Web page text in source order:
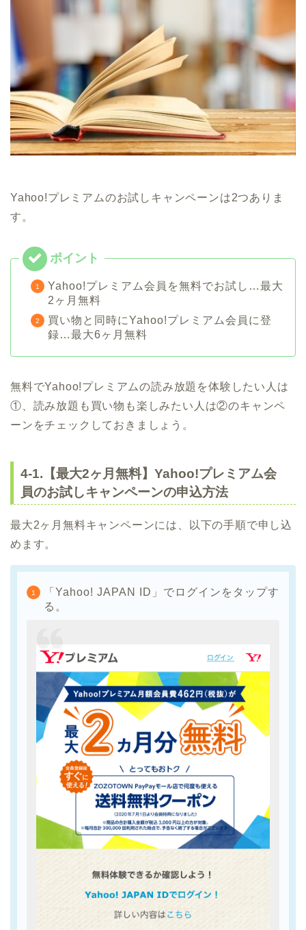
Yahoo!プレミアムのお試しキャンペーンは2つありま
す。
Yahoo!プレミアム会員を無料でお試し…最大
2ヶ月無料
買い物と同時にYahoo!プレミアム会員に登
録…最大6ヶ月無料
無料でYahoo!プレミアムの読み放題を体験したい人は
①、読み放題も買い物も楽しみたい人は②のキャンペ
ーンをチェックしておきましょう。
4-1.【最大2ヶ月無料】Yahoo!プレミアム会
員のお試しキャンペーンの申込方法
最大2ヶ月無料キャンペーンには、以下の手順で申し込
めます。
「Yahoo! JAPAN ID」でログインをタップす
る。